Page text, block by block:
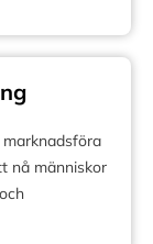
nå människor